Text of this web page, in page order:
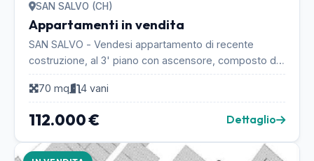
SAN SALVO (CH)
Appartamenti in vendita
SAN SALVO - Vendesi appartamento di recente
costruzione, al 3' piano con ascensore, composto da:
ingresso su ampio soggiorno/cucina, n.2 camere, n.1
b...70 mq 4 vani
112.000 € Dettaglio